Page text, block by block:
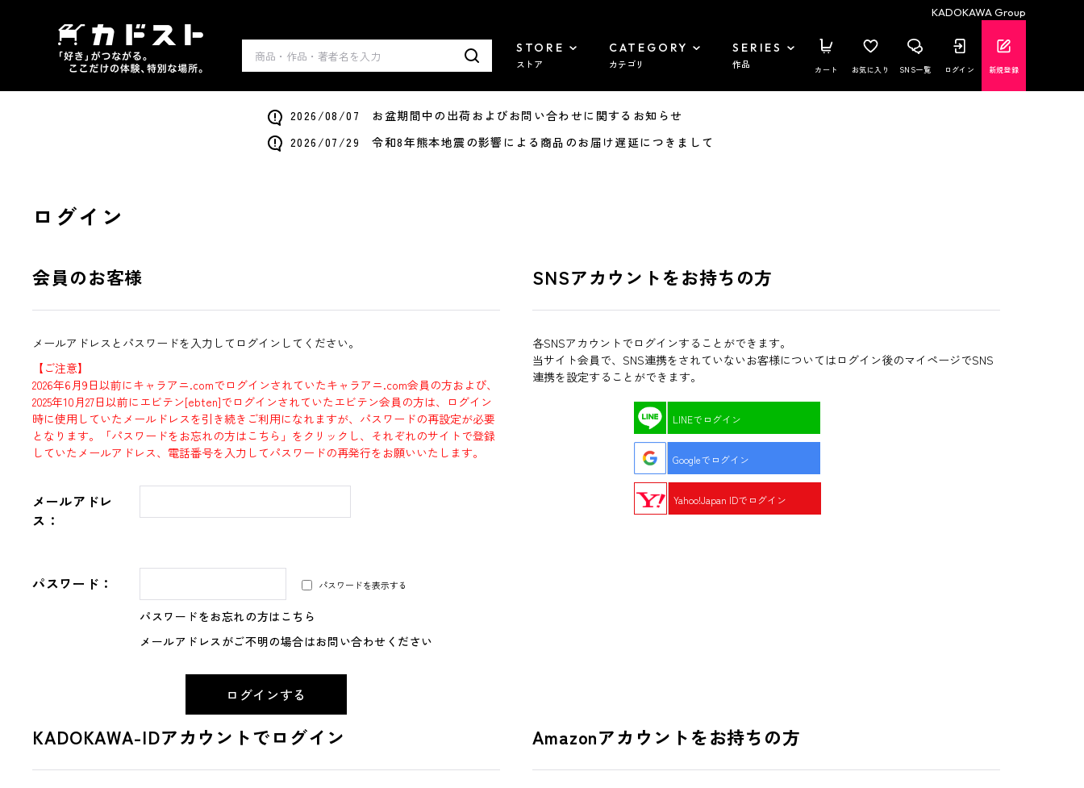
KADOKAWA Group
STORE
ストア
CATEGORY
カテゴリ
SERIES
作品 カート お気に入り SNS一覧 ログイン 新規登録
2026/08/07 お盆期間中の出荷およびお問い合わせに関するお知らせ
2026/07/29 令和8年熊本地震の影響による商品のお届け遅延につきまして
ログイン
会員のお客様
メールアドレスとパスワードを入力してログインしてください。
【ご注意】
2026年6月9日以前にキャラアニ.comでログインされていたキャラアニ.com会員の方および、
2025年10月27日以前にエビテン[ebten]でログインされていたエビテン会員の方は、ログイン
時に使用していたメールドレスを引き続きご利用になれますが、パスワードの再設定が必要
となります。「パスワードをお忘れの方はこちら」をクリックし、それぞれのサイトで登録
していたメールアドレス、電話番号を入力してパスワードの再発行をお願いいたします。
メールアドレ
ス：
パスワード： パスワードを表示する
パスワードをお忘れの方はこちら
メールアドレスがご不明の場合はお問い合わせください
KADOKAWA-IDアカウントでログイン
SNSアカウントをお持ちの方
各SNSアカウントでログインすることができます。
当サイト会員で、SNS連携をされていないお客様についてはログイン後のマイページでSNS
連携を設定することができます。
LINEでログイン
Googleでログイン
Yahoo!Japan IDでログイン
Amazonアカウントをお持ちの方